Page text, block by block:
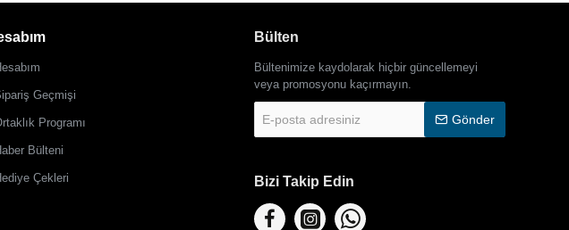
900 TL Üzeri Kargo
900 TL Üzeri Kargo
900 TL Üzeri Kargo
Ücretsiz
Geçmişi
Programı
Bülteni
Çekleri
Bülten
Bültenimize kaydolarak hiçbir güncellemeyi
veya promosyonu kaçırmayın.
posta
Gönder
Bizi Takip Edin